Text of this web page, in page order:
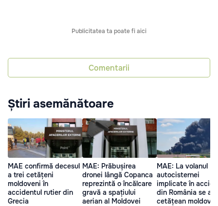
Publicitatea ta poate fi aici
Comentarii
Știri asemănătoare
MAE confirmă decesul
a trei cetățeni
moldoveni în
accidentul rutier din
Grecia
MAE: Prăbușirea
dronei lângă Copanca
reprezintă o încălcare
gravă a spațiului
aerian al Moldovei
MAE: La volanul
autocisternei
implicate în
din România se
cetățean